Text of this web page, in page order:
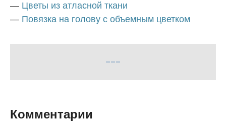
— Цветы из атласной ткани
— Повязка на голову с объемным цветком
Комментарии